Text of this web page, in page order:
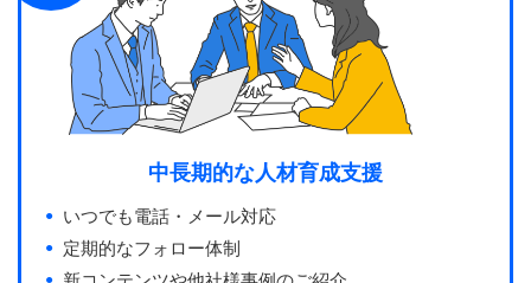
中長期的な人材育成支援
いつでも電話・メール対応
定期的なフォロー体制